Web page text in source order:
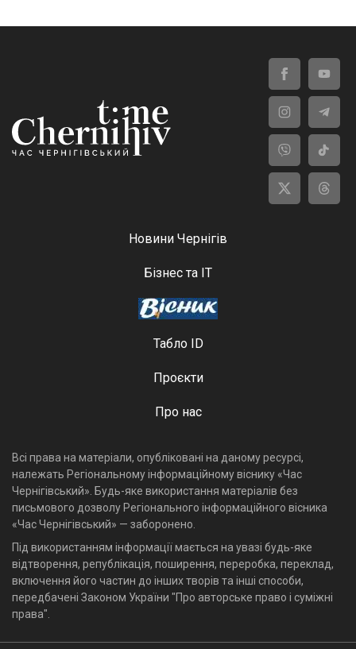
Новини Чернігів
Бізнес та ІТ
Табло ID
Проєкти
Про нас
Всі права на матеріали, опубліковані на даному ресурсі,
належать Регіональному інформаційному віснику «Час
Чернігівський». Будь-яке використання матеріалів без
письмового дозволу Регіонального інформаційного вісника
«Час Чернігівський» — заборонено.
Під використанням інформації мається на увазі будь-яке
відтворення, републікація, поширення, переробка, переклад,
включення його частин до інших творів та інші способи,
передбачені Законом України "Про авторське право і суміжні
права".